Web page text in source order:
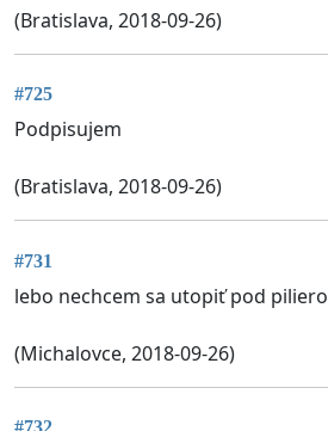
(Bratislava, 2018-09-26)
#725
Podpisujem
(Bratislava, 2018-09-26)
#731
lebo nechcem sa utopiť pod
(Michalovce, 2018-09-26)
#732